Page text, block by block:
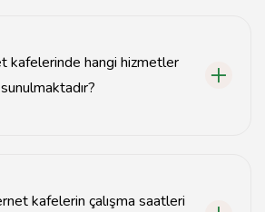
kafelerinde hangi hizmetler
sunulmaktadır?
kafelerin çalışma saatleri